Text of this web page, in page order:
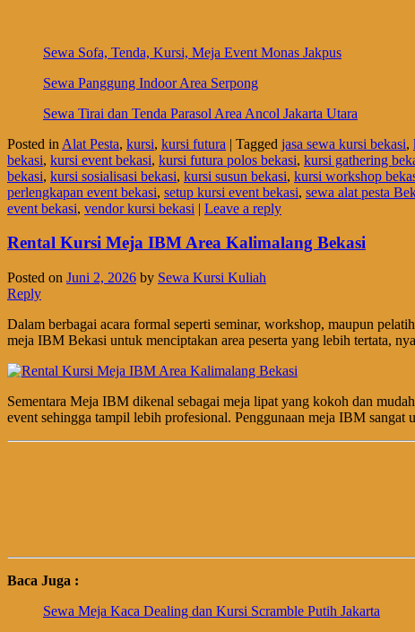
Sewa Sofa, Tenda, Kursi, Meja Event Monas Jakpus
Sewa Panggung Indoor Area Serpong
Sewa Tirai dan Tenda Parasol Area Ancol Jakarta Utara
Posted in Alat Pesta, kursi, kursi futura | Tagged jasa sewa kursi bekasi,
bekasi, kursi event bekasi, kursi futura polos bekasi, kursi gathering
bekasi, kursi sosialisasi bekasi, kursi susun bekasi, kursi workshop
perlengkapan event bekasi, setup kursi event bekasi, sewa alat pesta
event bekasi, vendor kursi bekasi | Leave a reply
Rental Kursi Meja IBM Area Kalimalang Bekasi
Posted on Juni 2, 2026 by Sewa Kursi Kuliah
Reply
Dalam berbagai acara formal seperti seminar, workshop, maupun
meja IBM Bekasi untuk menciptakan area peserta yang lebih tertata,
Sementara Meja IBM dikenal sebagai meja lipat yang kokoh dan
event sehingga tampil lebih profesional. Penggunaan meja IBM sangat
Baca Juga :
Sewa Meja Kaca Dealing dan Kursi Scramble Putih Jakarta